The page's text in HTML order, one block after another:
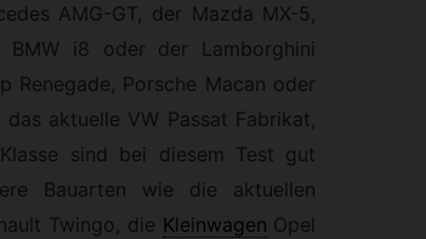
AMG-GT, der Mazda MX-5,
BMW i8 oder der Lamborghini
Renegade, Porsche Macan oder
das aktuelle VW Passat Fabrikat,
sind bei diesem Test gut
Bauarten wie die aktuellen
Twingo, die Kleinwagen Opel